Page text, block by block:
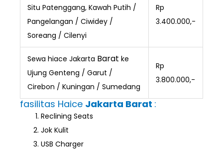
Situ Patenggang, Kawah Putih /
Pangelangan / Ciwidey /
Soreang / Cilenyi
Rp
3.400.000,-
Sewa hiace Jakarta Barat ke
Ujung Genteng / Garut /
Cirebon / Kuningan / Sumedang
Rp
3.800.000,-
fasilitas Haice Jakarta Barat :
Reclining Seats
Jok Kulit
USB Charger